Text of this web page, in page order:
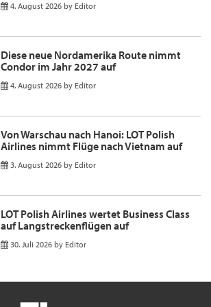
4. August 2026 by Editor
Diese neue Nordamerika Route nimmt
Condor im Jahr 2027 auf
4. August 2026 by Editor
Von Warschau nach Hanoi: LOT Polish
Airlines nimmt Flüge nach Vietnam auf
3. August 2026 by Editor
LOT Polish Airlines wertet Business Class
auf Langstreckenflügen auf
30. Juli 2026 by Editor